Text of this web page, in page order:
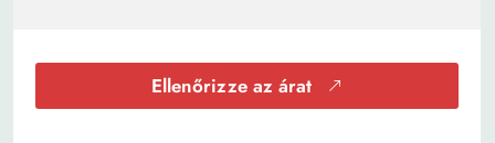
Ellenőrizze az árat